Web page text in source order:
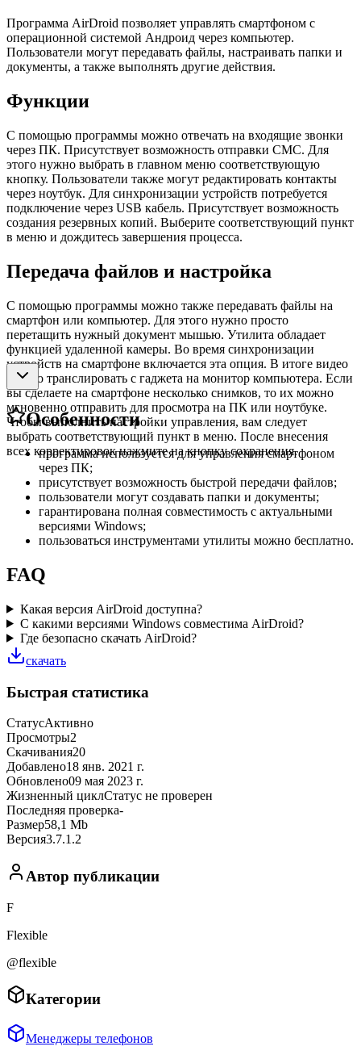
Программа AirDroid позволяет управлять смартфоном с
операционной системой Андроид через компьютер.
Пользователи могут передавать файлы, настраивать папки и
документы, а также выполнять другие действия.
Функции
С помощью программы можно отвечать на входящие звонки
через ПК. Присутствует возможность отправки СМС. Для
этого нужно выбрать в главном меню соответствующую
кнопку. Пользователи также могут редактировать контакты
через ноутбук. Для синхронизации устройств потребуется
подключение через USB кабель. Присутствует возможность
создания резервных копий. Выберите соответствующий пункт
в меню и дождитесь завершения процесса.
Передача файлов и настройка
С помощью программы можно также передавать файлы на
смартфон или компьютер. Для этого нужно просто
перетащить нужный документ мышью. Утилита обладает
функцией удаленной камеры. Во время синхронизации
устройств на смартфоне включается эта опция. В итоге видео
можно транслировать с гаджета на монитор компьютера. Если
вы сделаете на смартфоне несколько снимков, то их можно
мгновенно отправить для просмотра на ПК или ноутбуке.
Чтобы выполнить настройки управления, вам следует
выбрать соответствующий пункт в меню. После внесения
всех корректировок нажмите на кнопку сохранения.
Особенности
программа используется для управления смартфоном
через ПК;
присутствует возможность быстрой передачи файлов;
пользователи могут создавать папки и документы;
гарантирована полная совместимость с актуальными
версиями Windows;
пользоваться инструментами утилиты можно бесплатно.
FAQ
Какая версия AirDroid доступна?
С какими версиями Windows совместима AirDroid?
Где безопасно скачать AirDroid?
скачать
Быстрая статистика
СтатусАктивно
Просмотры2
Скачивания20
Добавлено18 янв. 2021 г.
Обновлено09 мая 2023 г.
Жизненный циклСтатус не проверен
Последняя проверка-
Размер58,1 Mb
Версия3.7.1.2
Автор публикации
F
Flexible
@flexible
Категории
Менеджеры телефонов